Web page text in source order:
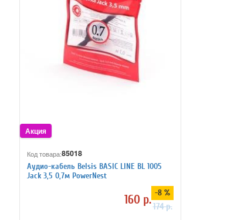
Код товара:85018
Аудио-кабель Belsis BASIC LINE BL 1005
Jack 3,5 0,7м PowerNest
160 р. -8 %
174 р.